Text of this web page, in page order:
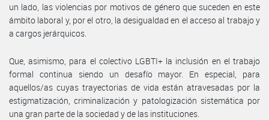
un lado, las violencias por motivos de género que suceden en este
ámbito laboral y, por el otro, la desigualdad en el acceso al trabajo y
a cargos jerárquicos.
Que, asimismo, para el colectivo LGBTI+ la inclusión en el trabajo
formal continua siendo un desafío mayor. En especial, para
aquellos/as cuyas trayectorias de vida están atravesadas por la
estigmatización, criminalización y patologización sistemática por
una gran parte de la sociedad y de las instituciones.